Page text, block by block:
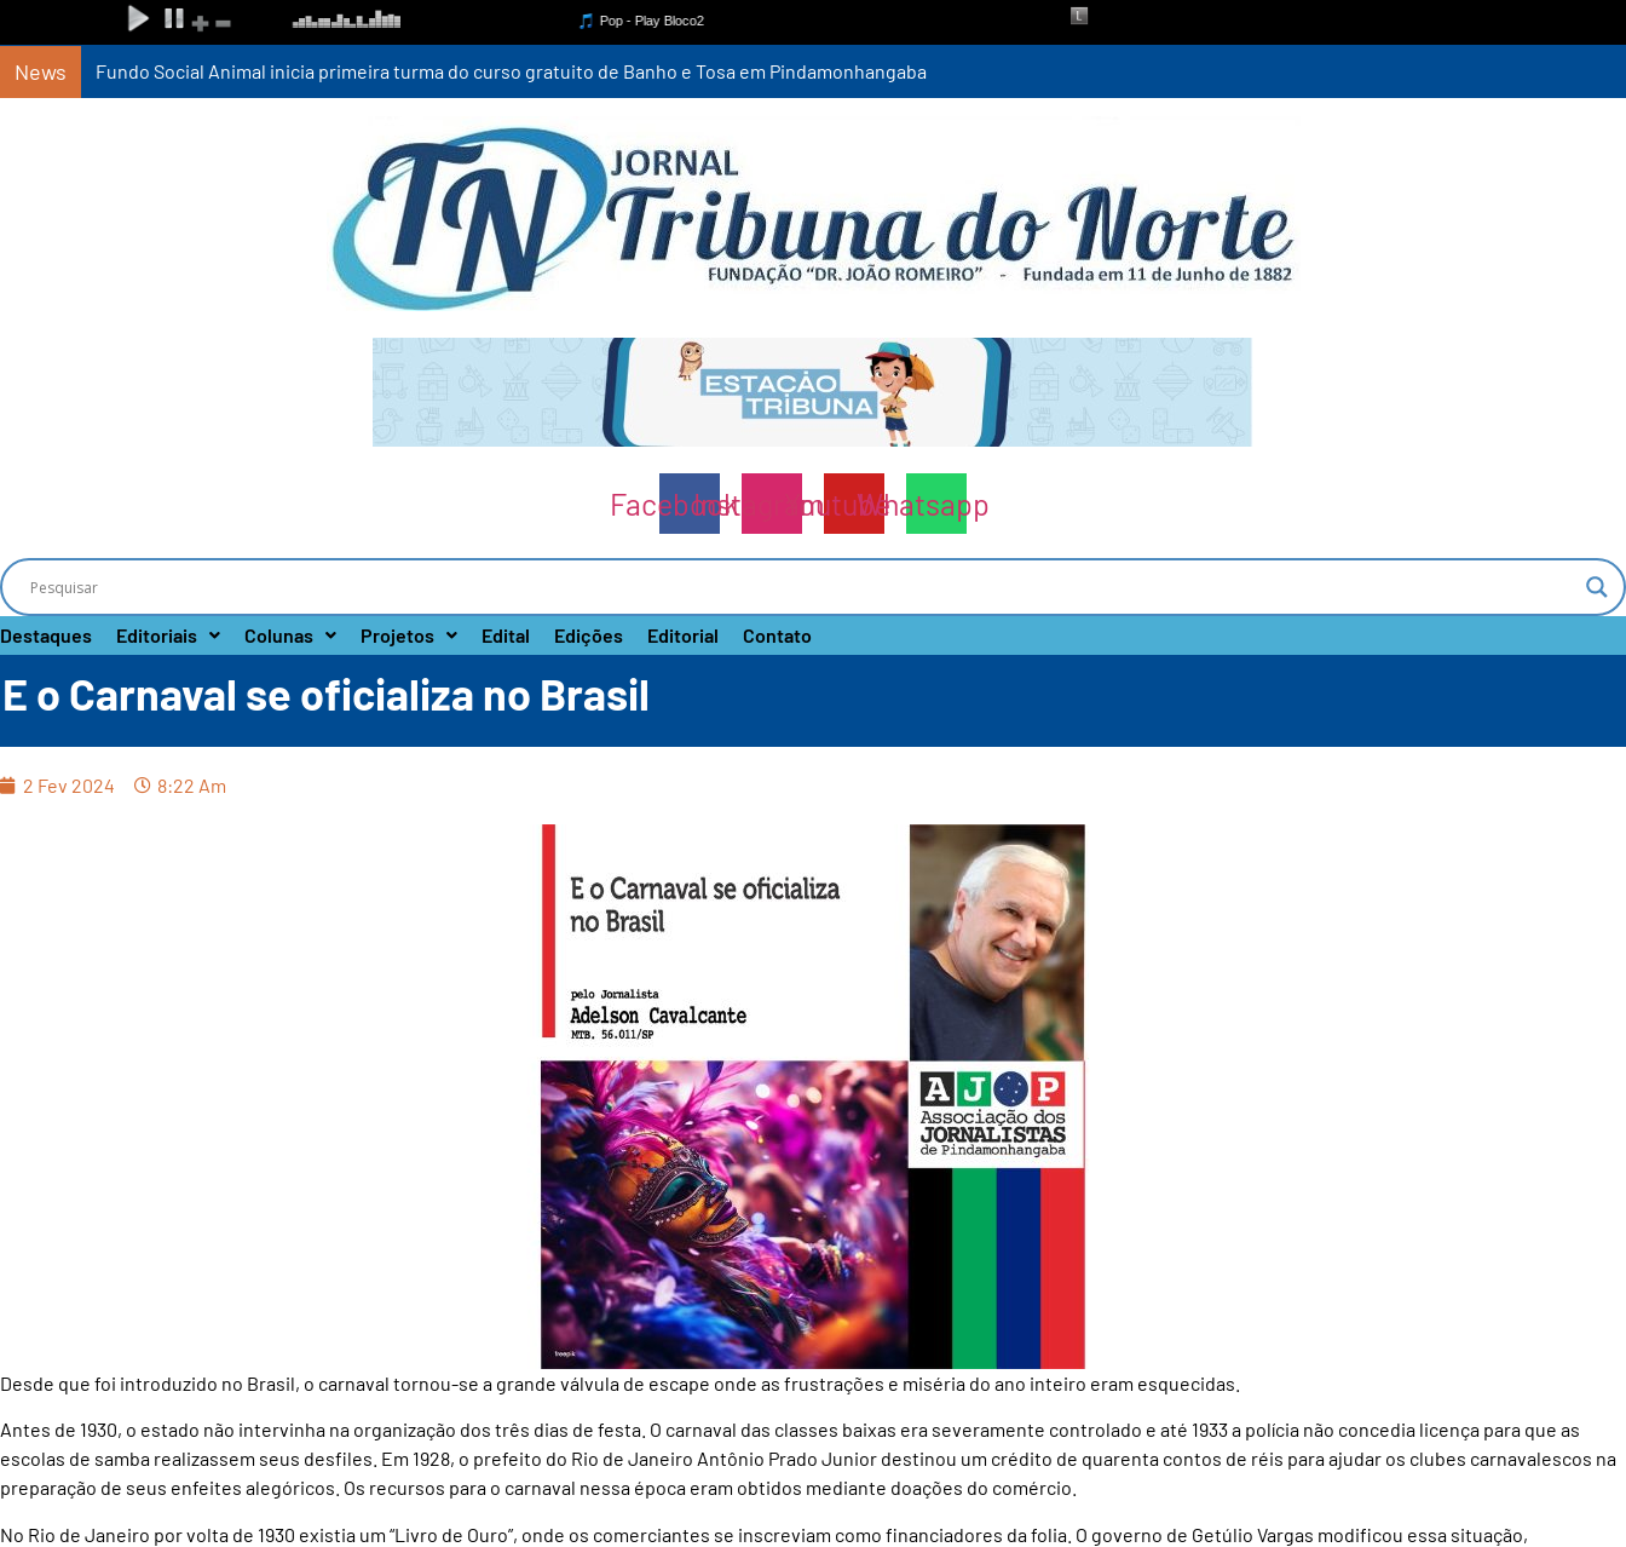
News Fundo Social Animal inicia primeira turma do curso gratuito de Banho e Tosa em Pindamonhangaba
FacebookInstagramYoutubeWhatsapp
Destaques Editoriais Colunas Projetos Edital Edições Editorial Contato
E o Carnaval se oficializa no Brasil
2 Fev 2024 8:22 Am
Desde que foi introduzido no Brasil, o carnaval tornou-se a grande válvula de escape onde as frustrações e miséria do ano inteiro eram esquecidas.
Antes de 1930, o estado não intervinha na organização dos três dias de festa. O carnaval das classes baixas era severamente controlado e até 1933 a polícia não concedia licença para que as
escolas de samba realizassem seus desfiles. Em 1928, o prefeito do Rio de Janeiro Antônio Prado Junior destinou um crédito de quarenta contos de réis para ajudar os clubes carnavalescos na
preparação de seus enfeites alegóricos. Os recursos para o carnaval nessa época eram obtidos mediante doações do comércio.
No Rio de Janeiro por volta de 1930 existia um “Livro de Ouro”, onde os comerciantes se inscreviam como financiadores da folia. O governo de Getúlio Vargas modificou essa situação,